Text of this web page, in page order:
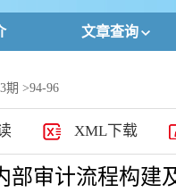
文章查询
高级查询
下载排名
期 >94-96
XML下载
部审计流程构建